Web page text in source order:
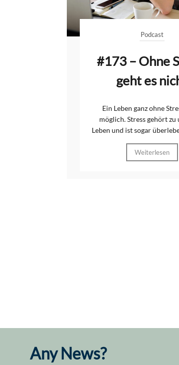
Podcast
#173 – Ohne
geht es
Ein Leben ganz ohne
möglich. Stress gehört zu
Leben und ist sogar
Weiterlesen
Any News?